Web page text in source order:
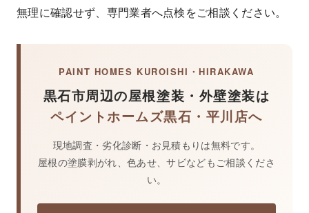
無理に確認せず、専門業者へ点検をご相談ください。
PAINT HOMES KUROISHI・HIRAKAWA
黒石市周辺の屋根塗装・外壁塗装は
ペイントホームズ黒石・平川店へ
現地調査・劣化診断・お見積もりは無料です。
屋根の塗膜剥がれ、色あせ、サビなどもご相談くださ
い。